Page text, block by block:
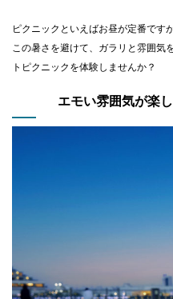
ピクニックといえばお昼が定番です
この暑さを避けて、ガラリと雰囲気
トピクニックを体験しませんか？
エモい雰囲気が楽